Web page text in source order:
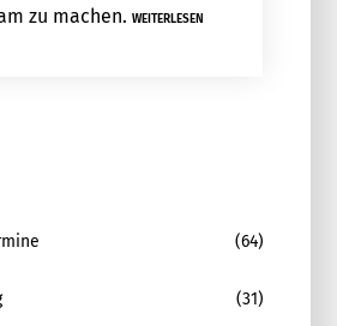
zu machen. WEITERLESEN
(64)
(31)